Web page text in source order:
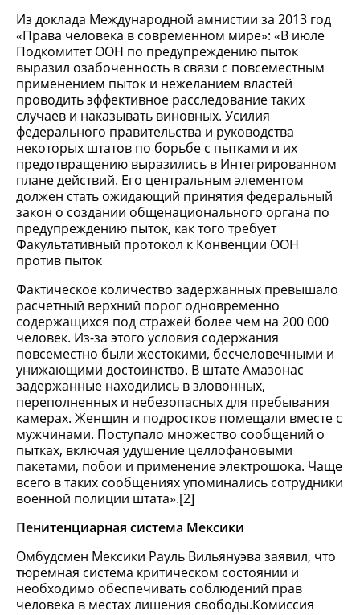
Из доклада Международной амнистии за 2013 год
«Права человека в современном мире»: «В июле
Подкомитет ООН по предупреждению пыток
выразил озабоченность в связи с повсеместным
применением пыток и нежеланием властей
проводить эффективное расследование таких
случаев и наказывать виновных. Усилия
федерального правительства и руководства
некоторых штатов по борьбе с пытками и их
предотвращению выразились в Интегрированном
плане действий. Его центральным элементом
должен стать ожидающий принятия федеральный
закон о создании общенационального органа по
предупреждению пыток, как того требует
Факультативный протокол к Конвенции ООН
против пыток
Фактическое количество задержанных превышало
расчетный верхний порог одновременно
содержащихся под стражей более чем на 200 000
человек. Из-за этого условия содержания
повсеместно были жестокими, бесчеловечными и
унижающими достоинство. В штате Амазонас
задержанные находились в зловонных,
переполненных и небезопасных для пребывания
камерах. Женщин и подростков помещали вместе с
мужчинами. Поступало множество сообщений о
пытках, включая удушение целлофановыми
пакетами, побои и применение электрошока. Чаще
всего в таких сообщениях упоминались сотрудники
военной полиции штата».[2]
Пенитенциарная система Мексики
Омбудсмен Мексики Рауль Вильянуэва заявил, что
тюремная система критическом состоянии и
необходимо обеспечивать соблюдений прав
человека в местах лишения свободы.Комиссия